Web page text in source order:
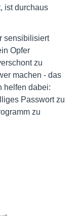
ist durchaus
sensibilisiert
Opfer
zu
machen - das
helfen dabei:
Passwort zu
zu